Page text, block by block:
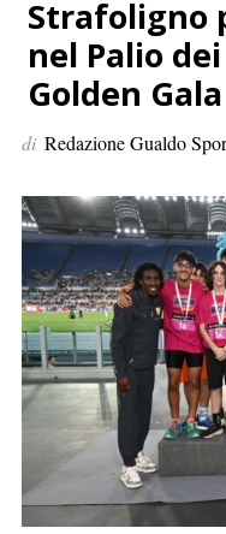
e
r
:
Strafoligno
nel Palio
Golden Gala
di Redazione Gualdo